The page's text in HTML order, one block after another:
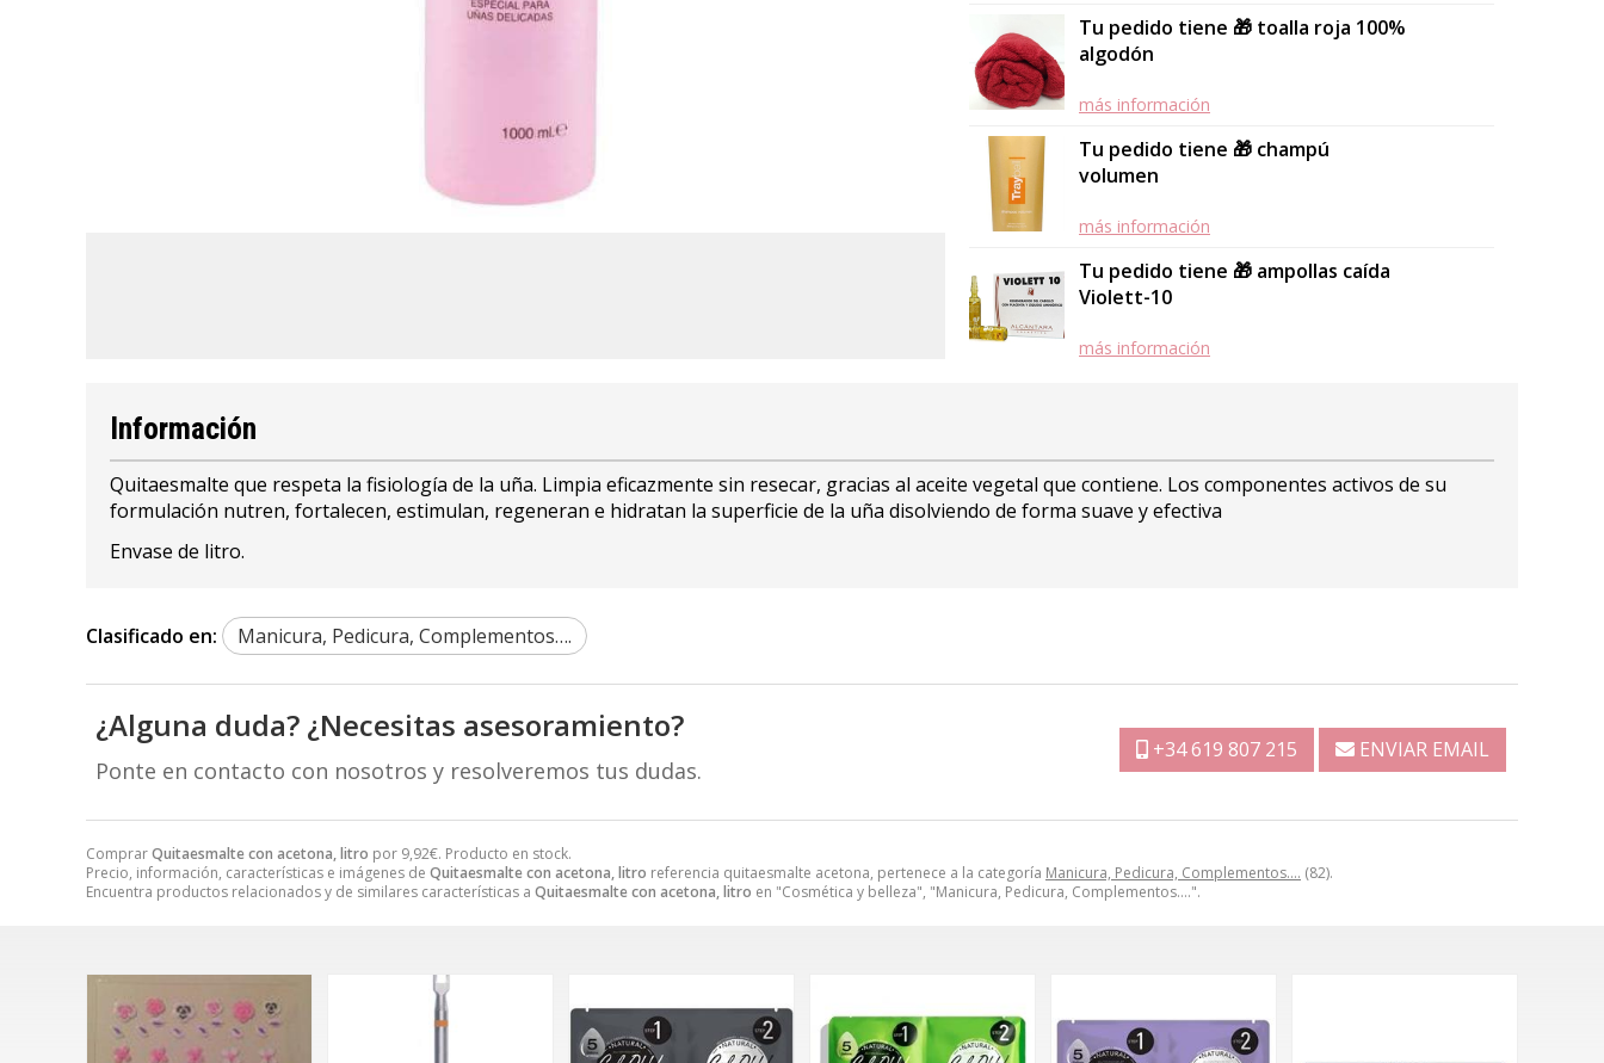
Tu pedido tiene 🎁 toalla roja 100%
algodón
más información
Tu pedido tiene 🎁 champú
volumen
más información
Tu pedido tiene 🎁 ampollas caída
Violett-10
más información
ComprarQuitaesmalte con acetona, litro por 9,92€. Producto en stock.
Precio, información, características e imágenes de Quitaesmalte con acetona, litro referencia quitaesmalte acetona, pertenece a la categoría Manicura, Pedicura, Complementos…. (82).
Encuentra productos relacionados y de similares características a Quitaesmalte con acetona, litro en "Cosmética y belleza", "Manicura, Pedicura, Complementos….".
Información
Quitaesmalte que respeta la fisiología de la uña. Limpia eficazmente sin resecar, gracias al aceite vegetal que contiene. Los componentes activos de su
formulación nutren, fortalecen, estimulan, regeneran e hidratan la superficie de la uña disolviendo de forma suave y efectiva
Envase de litro.
Clasificado en: Manicura, Pedicura, Complementos….
¿Alguna duda? ¿Necesitas asesoramiento?
Ponte en contacto con nosotros y resolveremos tus dudas.
+34 619 807 215 ENVIAR EMAIL